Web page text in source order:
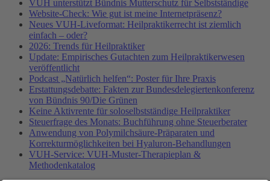
VUH unterstützt Bündnis Mutterschutz für Selbstständige
Website-Check: Wie gut ist meine Internetpräsenz?
Neues VUH-Liveformat: Heilpraktikerrecht ist ziemlich
einfach – oder?
2026: Trends für Heilpraktiker
Update: Empirisches Gutachten zum Heilpraktikerwesen
veröffentlicht
Podcast „Natürlich helfen“: Poster für Ihre Praxis
Erstattungsdebatte: Fakten zur Bundesdelegiertenkonferenz
von Bündnis 90/Die Grünen
Keine Aktivrente für soloselbstständige Heilpraktiker
Steuerfrage des Monats: Buchführung ohne Steuerberater
Anwendung von Polymilchsäure-Präparaten und
Korrekturmöglichkeiten bei Hyaluron-Behandlungen
VUH-Service: VUH-Muster-Therapieplan &
Methodenkatalog